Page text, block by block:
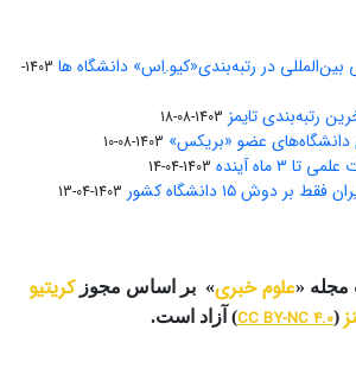
در رتبه‌بندی«کیو.اِس» دانشگاه ها
1403-
رتبه‌بندی تایمز 1403-08-18
دانشگاه‌‌های عضو «بریکس» 1403-08-10
۳ ماه آینده 1403-04-14
1403-04-13
مجله «علوم خبری» بر اساس مجوزکریتیو
(
CC BY-NC 4.0) آزاد است.